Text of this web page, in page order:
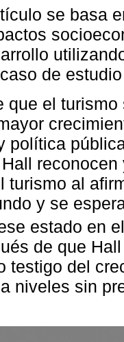
se basa
de
que el
política
turismo al
y se
estado en
de que
testigo del
niveles sin